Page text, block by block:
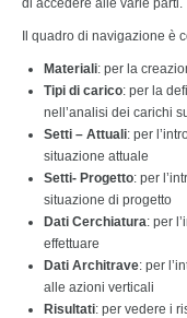
di accedere alle varie parti.
Il quadro di navigazione è
Materiali: per la
Tipi di carico: per la
nell’analisi dei carichi
Setti – Attuali: per
situazione attuale
Setti- Progetto: per
situazione di progetto
Dati Cerchiatura: per
effettuare
Dati Architrave: per
alle azioni verticali
Risultati: per vedere i